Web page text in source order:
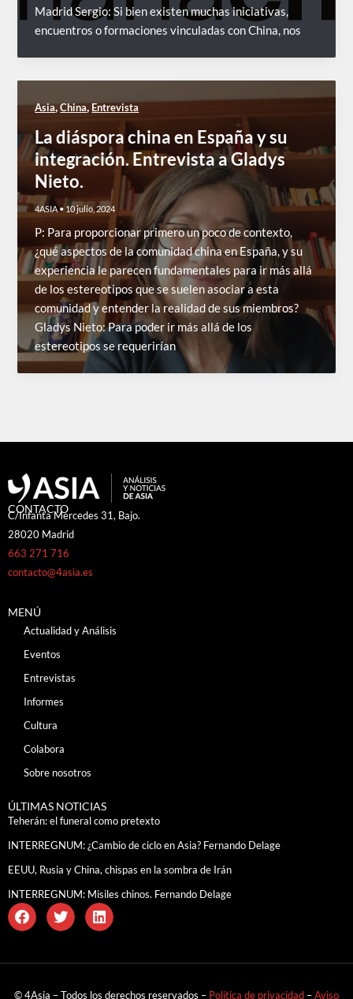
Madrid Sergio: Si bien existen muchas iniciativas,
encuentros o formaciones vinculadas con China, nos
Asia,China,Entrevista
La diáspora china en España y su
integración. Entrevista a Gladys
Nieto.
4ASIA• 10 julio, 2024
P: Para proporcionar primero un poco de contexto,
¿qué aspectos de la comunidad china en España, y su
experiencia le parecen fundamentales para ir más allá
de los estereotipos que se suelen asociar a esta
comunidad y entender la realidad de sus miembros?
Gladys Nieto: Para poder ir más allá de los
estereotipos se requerirían
CONTACTO
C/Infanta Mercedes 31, Bajo.
28020 Madrid
663 271 716
contacto@4asia.es
MENÚ
Actualidad y Análisis
Eventos
Entrevistas
Informes
Cultura
Colabora
Sobre nosotros
ÚLTIMAS NOTICIAS
Teherán: el funeral como pretexto
INTERREGNUM: ¿Cambio de ciclo en Asia? Fernando Delage
EEUU, Rusia y China, chispas en la sombra de Irán
INTERREGNUM: Misiles chinos. Fernando Delage
© 4Asia – Todos los derechos reservados – Política de privacidad –Aviso